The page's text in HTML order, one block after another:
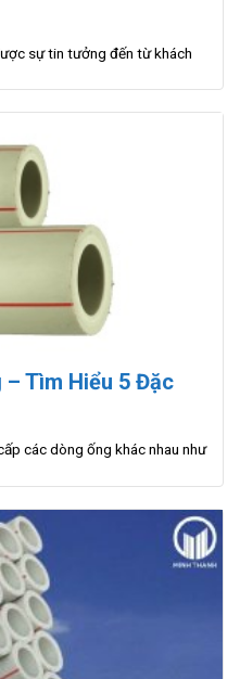
sự tin tưởng đến từ khách
– Tìm Hiểu 5 Đặc
các dòng ống khác nhau như